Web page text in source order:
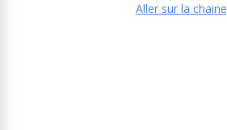
Aller sur la chaine